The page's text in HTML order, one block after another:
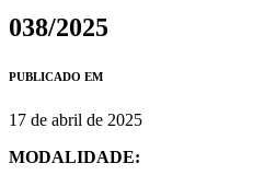
038/2025
PUBLICADO EM
17 de abril de 2025
MODALIDADE: